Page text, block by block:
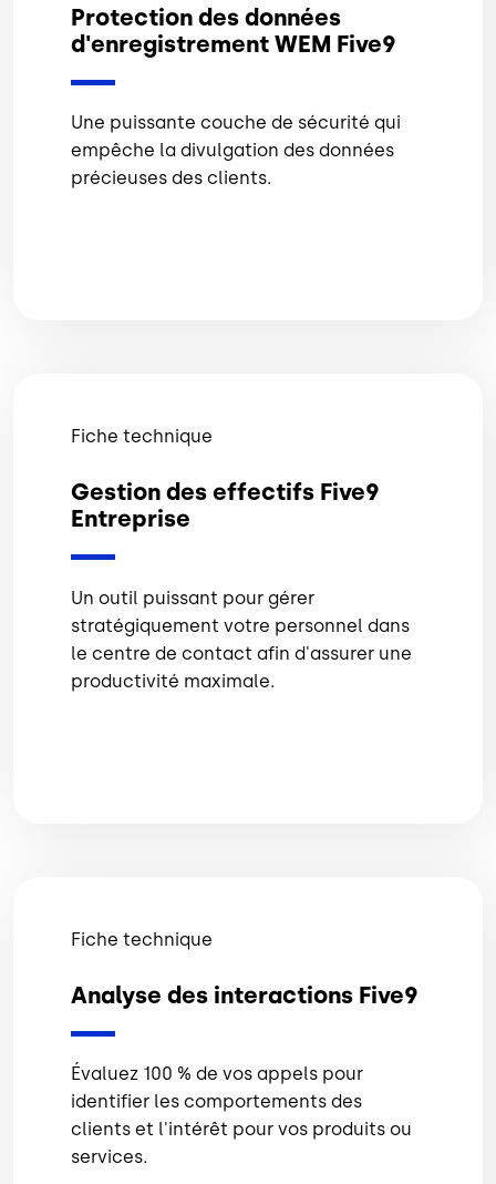
Protection des données
d'enregistrement WEM Five9
Une puissante couche de sécurité qui
empêche la divulgation des données
précieuses des clients.
Fiche technique
Gestion des effectifs Five9
Entreprise
Un outil puissant pour gérer
stratégiquement votre personnel dans
le centre de contact afin d'assurer une
productivité maximale.
Fiche technique
Analyse des interactions Five9
Évaluez 100 % de vos appels pour
identifier les comportements des
clients et l'intérêt pour vos produits ou
services.